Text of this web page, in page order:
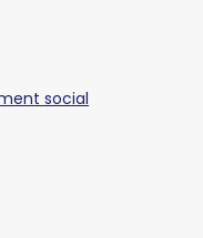
social